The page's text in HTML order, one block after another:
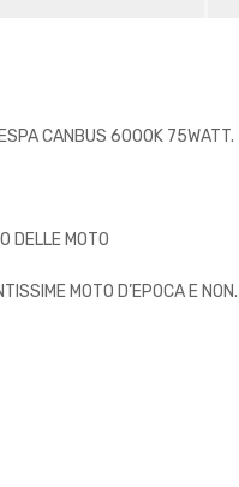
CANBUS 6000K 75WATT.
DELLE MOTO
MOTO D’EPOCA E NON.